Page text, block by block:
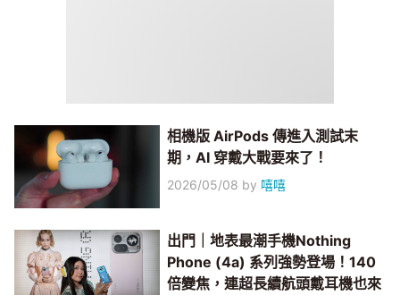
相機版 AirPods 傳進入測試末
期，AI 穿戴大戰要來了！
2026/05/08 by 嘻嘻
出門｜地表最潮手機Nothing
Phone (4a) 系列強勢登場！140
倍變焦，連超長續航頭戴耳機也來